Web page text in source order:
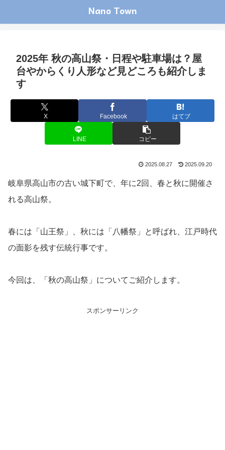
Nano Town
2025年 秋の高山祭・日程や駐車場は？屋
台やからくり人形など見どころも紹介しま
す
X Facebook はてブ
LINE コピー
2025.08.27 2025.09.20
岐阜県高山市の古い城下町で、年に2回、春と秋に開催さ
れる高山祭。
春には「山王祭」、秋には「八幡祭」と呼ばれ、江戸時代
の面影を残す伝統行事です。
今回は、「秋の高山祭」についてご紹介します。
スポンサーリンク